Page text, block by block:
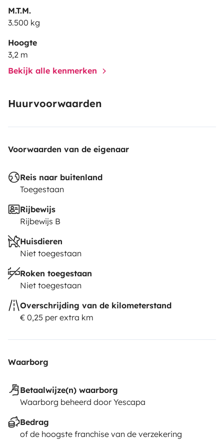
M.T.M.
3.500 kg
Hoogte
3,2 m
Bekijk alle kenmerken
Huurvoorwaarden
Voorwaarden van de eigenaar
Reis naar buitenland
Toegestaan
Rijbewijs
Rijbewijs B
Huisdieren
Niet toegestaan
Roken toegestaan
Niet toegestaan
Overschrijding van de kilometerstand
€ 0,25 per extra km
Waarborg
Betaalwijze(n) waarborg
Waarborg beheerd door Yescapa
Bedrag
of de hoogste franchise van de verzekering